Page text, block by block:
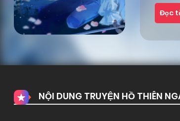
Đọc
NỘI DUNG TRUYỆN HỒ THIÊN